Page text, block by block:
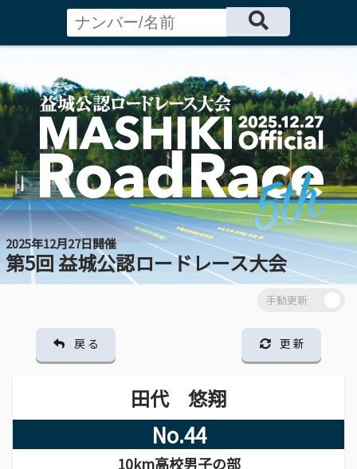
2025年12月27日開催
第5回 益城公認ロードレース大会
戻 る 更 新
田代 悠翔
No.44
10km高校男子の部